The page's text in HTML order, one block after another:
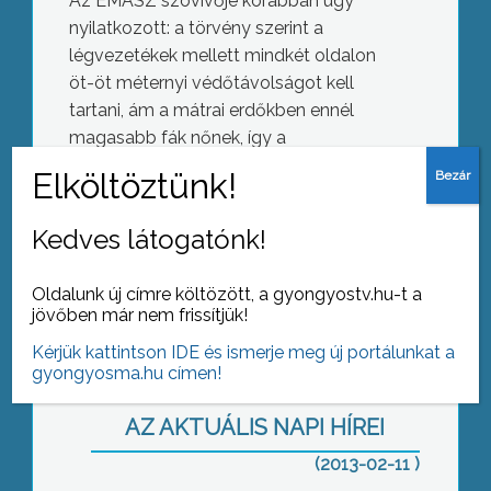
nyilatkozott: a törvény szerint a
légvezetékek mellett mindkét oldalon
öt-öt méternyi védőtávolságot kell
tartani, ám a mátrai erdőkben ennél
magasabb fák nőnek, így a
vezetékekre, ezzel üzemzavarokat
szükséges annak érdekében, hogy
mátrai áramvezetékek mentén.
AZ AKTUÁLIS NAPI HÍREI
(2013-02-11 )
A kórház javára jótékonykodtak a
városbál vendégei
Kedves látogatónk!
Oldalunk új címre költözött, a gyongyostv.hu-t a
jövőben már nem frissítjük!
Kérjük kattintson IDE és ismerje meg új portálunkat a
gyongyosma.hu címen!